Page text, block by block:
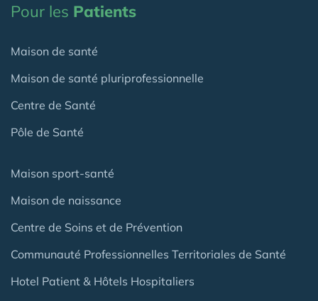
Pour les Patients
Maison de santé
Maison de santé pluriprofessionnelle
Centre de Santé
Pôle de Santé
Maison sport-santé
Maison de naissance
Centre de Soins et de Prévention
Communauté Professionnelles Territoriales de Santé
Hotel Patient & Hôtels Hospitaliers